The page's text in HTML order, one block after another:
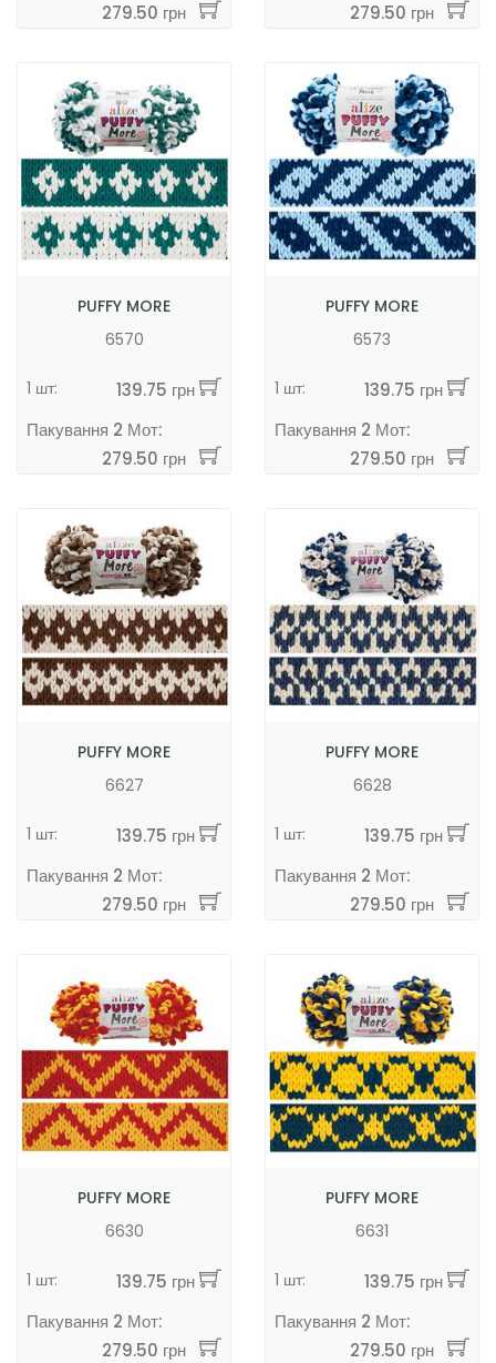
279.50 грн
279.50 грн
PUFFY MORE
6570
1 шт:
139.75 грн
Пакування 2 Мот:
279.50 грн
PUFFY MORE
6573
1 шт:
139.75 грн
Пакування 2 Мот:
279.50 грн
PUFFY MORE
6627
1 шт:
139.75 грн
Пакування 2 Мот:
279.50 грн
PUFFY MORE
6628
1 шт:
139.75 грн
Пакування 2 Мот:
279.50 грн
PUFFY MORE
6630
1 шт:
139.75 грн
Пакування 2 Мот:
279.50 грн
PUFFY MORE
6631
1 шт:
139.75 грн
Пакування 2 Мот:
279.50 грн